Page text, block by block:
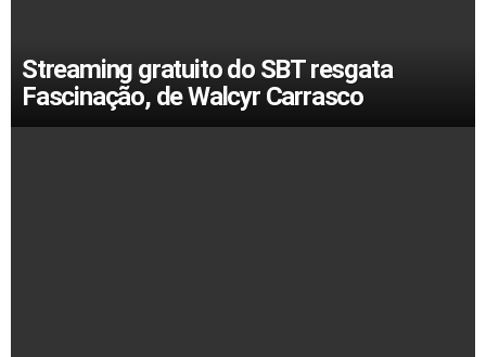
Streaming gratuito do SBT resgata
Fascinação, de Walcyr Carrasco